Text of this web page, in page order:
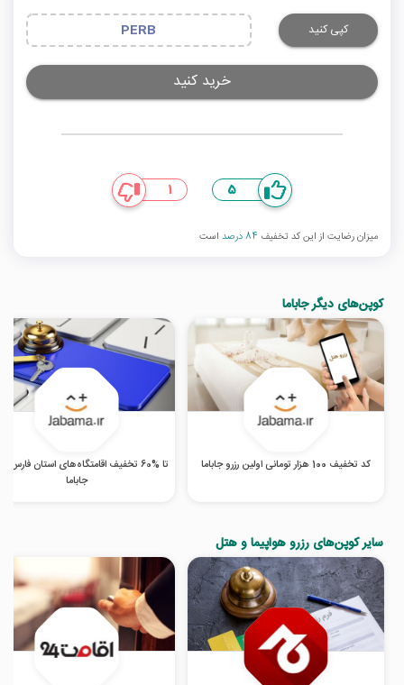
کپی کنید PERB
خرید کنید
5
1
میزان رضایت از این کد تخفیف 84 درصد است
کوپن‌های دیگر جاباما
کد تخفیف 100 هزار تومانی اولین رزرو جاباما
تا %60 تخفیف اقامتگاه‌های استان
جاباما
سایر کوپن‌های رزرو هواپیما و هتل